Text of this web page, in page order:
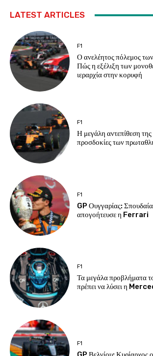
LATEST ARTICLES
F1
Ο ανελέητος πόλεμος
Πώς η εξέλιξη των
ιεραρχία στην κορυφή
F1
Η μεγάλη αντεπίθεση
προσδοκίες των
F1
GP Ουγγαρίας:
απογοήτευσε η Ferrari
F1
Τα μεγάλα προβλήματα
πρέπει να λύσει η
F1